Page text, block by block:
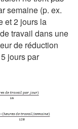
semaine (p. ex.
et 2 jours la
travail dans une
de réduction
jours par